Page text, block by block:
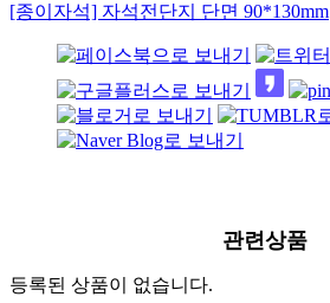
[종이자석] 자석전단지 단면 90*130mm
관련상품
등록된 상품이 없습니다.